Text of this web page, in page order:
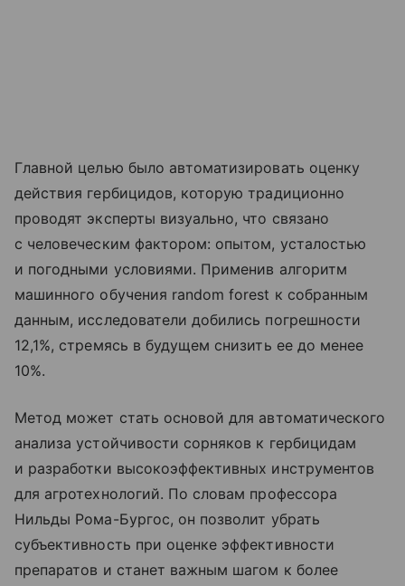
Главной целью было автоматизировать оценку
действия гербицидов, которую традиционно
проводят эксперты визуально, что связано
с человеческим фактором: опытом, усталостью
и погодными условиями. Применив алгоритм
машинного обучения random forest к собранным
данным, исследователи добились погрешности
12,1%, стремясь в будущем снизить ее до менее
10%.
Метод может стать основой для автоматического
анализа устойчивости сорняков к гербицидам
и разработки высокоэффективных инструментов
для агротехнологий. По словам профессора
Нильды Рома-Бургос, он позволит убрать
субъективность при оценке эффективности
препаратов и станет важным шагом к более